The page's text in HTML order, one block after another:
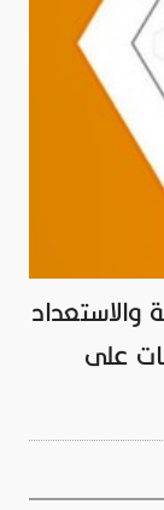
والاستعداد
على